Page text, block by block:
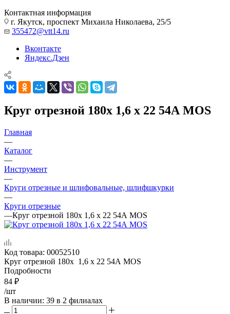
Контактная информация
г. Якутск, проспект Михаила Николаева, 25/5
355472@vtt14.ru
Вконтакте
Яндекс.Дзен
Круг отрезной 180x 1,6 x 22 54А MOS
Главная
—
Каталог
—
Инструмент
—
Круги отрезные и шлифовальные, шлифшкурки
—
Круги отрезные
—Круг отрезной 180x 1,6 x 22 54А MOS
Код товара: 00052510
Круг отрезной 180x 1,6 x 22 54А MOS
Подробности
84 ₽
/шт
В наличии: 39 в 2 филиалах